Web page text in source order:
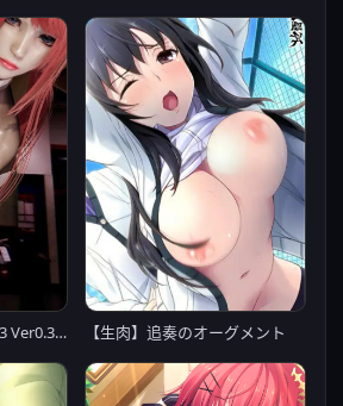
天狼星2023/ Sirius2023 Ver0.3步兵版【20230315】 【生肉】追奏のオーグメント